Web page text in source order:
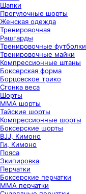
Шапки
Прогулочные шорты
Женская одежда
Тренировочная
Рашгарды
Тренировочные футболки
Тренировочные майки
Компрессионные штаны
Боксерская форма
Борцовское трико
Сгонка веса
Шорты
ММА шорты
Тайские шорты
Компрессионные шорты
Боксерские шорты
BJJ, Кимоно
Ги, Кимоно
Пояса
Экипировка
Перчатки
Боксерские перчатки
ММА перчатки